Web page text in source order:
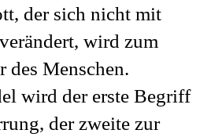
der sich nicht mit
wird zum
des Menschen.
wird der erste Begriff
der zweite zur